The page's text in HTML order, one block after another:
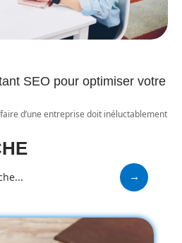
SEO pour optimiser votre
d’une entreprise doit inéluctablement